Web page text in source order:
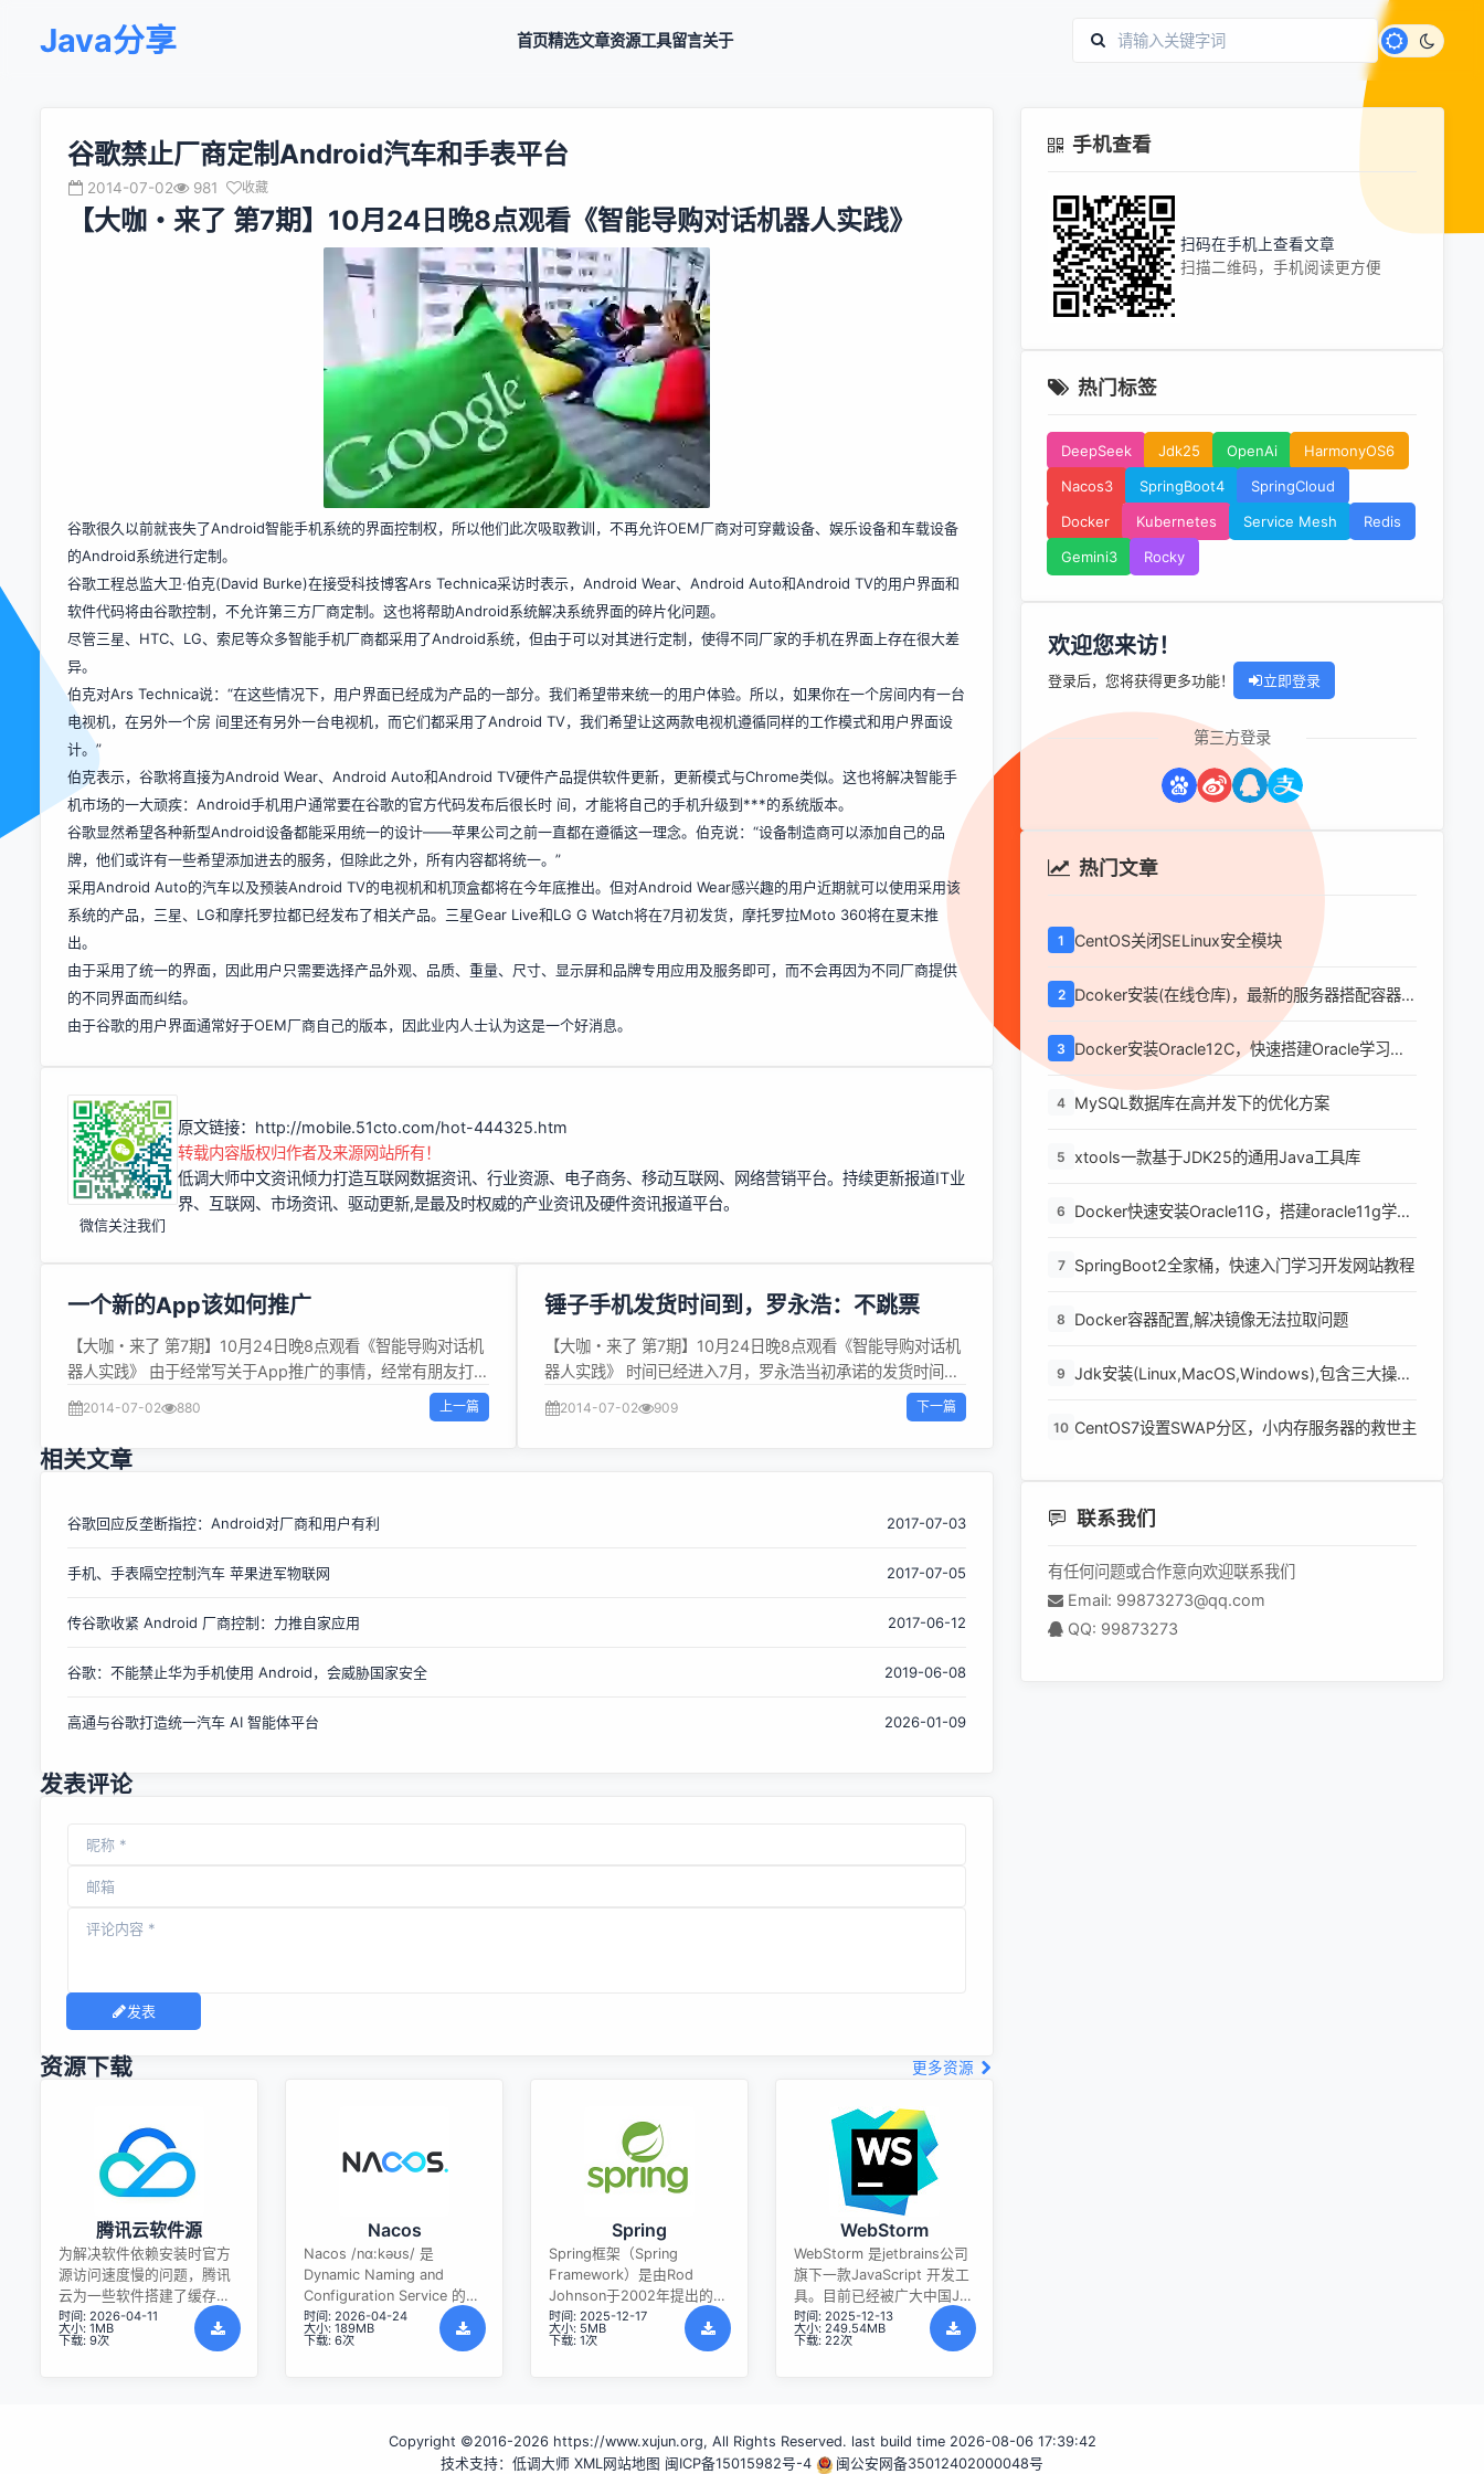
Java分享 首页精选文章资源工具留言关于
谷歌禁止厂商定制Android汽车和手表平台
2014-07-02 981 收藏
【大咖・来了 第7期】10月24日晚8点观看《智能导购对话机器人实践》
谷歌很久以前就丧失了Android智能手机系统的界面控制权，所以他们此次吸取教训，不再允许OEM厂商对可穿戴设备、娱乐设备和车载设备
的Android系统进行定制。
谷歌工程总监大卫·伯克(David Burke)在接受科技博客Ars Technica采访时表示，Android Wear、Android Auto和Android TV的用户界面和
软件代码将由谷歌控制，不允许第三方厂商定制。这也将帮助Android系统解决系统界面的碎片化问题。
尽管三星、HTC、LG、索尼等众多智能手机厂商都采用了Android系统，但由于可以对其进行定制，使得不同厂家的手机在界面上存在很大差
异。
伯克对Ars Technica说：“在这些情况下，用户界面已经成为产品的一部分。我们希望带来统一的用户体验。所以，如果你在一个房间内有一台
电视机，在另外一个房 间里还有另外一台电视机，而它们都采用了Android TV，我们希望让这两款电视机遵循同样的工作模式和用户界面设
计。”
伯克表示，谷歌将直接为Android Wear、Android Auto和Android TV硬件产品提供软件更新，更新模式与Chrome类似。这也将解决智能手
机市场的一大顽疾：Android手机用户通常要在谷歌的官方代码发布后很长时 间，才能将自己的手机升级到***的系统版本。
谷歌显然希望各种新型Android设备都能采用统一的设计——苹果公司之前一直都在遵循这一理念。伯克说：“设备制造商可以添加自己的品
牌，他们或许有一些希望添加进去的服务，但除此之外，所有内容都将统一。”
采用Android Auto的汽车以及预装Android TV的电视机和机顶盒都将在今年底推出。但对Android Wear感兴趣的用户近期就可以使用采用该
系统的产品，三星、LG和摩托罗拉都已经发布了相关产品。三星Gear Live和LG G Watch将在7月初发货，摩托罗拉Moto 360将在夏末推
出。
由于采用了统一的界面，因此用户只需要选择产品外观、品质、重量、尺寸、显示屏和品牌专用应用及服务即可，而不会再因为不同厂商提供
的不同界面而纠结。
由于谷歌的用户界面通常好于OEM厂商自己的版本，因此业内人士认为这是一个好消息。
微信关注我们
原文链接： http://mobile.51cto.com/hot-444325.htm
转载内容版权归作者及来源网站所有！
低调大师中文资讯倾力打造互联网数据资讯、行业资源、电子商务、移动互联网、网络营销平台。持续更新报道IT业
界、互联网、市场资讯、驱动更新,是最及时权威的产业资讯及硬件资讯报道平台。
一个新的App该如何推广
【大咖・来了 第7期】10月24日晚8点观看《智能导购对话机
器人实践》 由于经常写关于App推广的事情，经常有朋友打电
话过来咨询我关于新的App的推广事宜，有的是旅游的app,有
的是女性的app，有的是社交类的，问的问题也是各种各样，
有的说没有预算，怎么推广，有的说有点预算但是不多怎么推
广，经常电话给朋友们解答，索性今天我就把我的思路写出
过。 先说下初步的推广思路，一个新的App刚出来，无论有没
刚出来的app在网络上肯定是一篇空白，网络上还没有任何关
话，用户可以从百科上更详细的了解你，同时，如果后期做品
定只仅仅是百度百科，你可以举一反三在各种百科上建立你的
一个很简单的事情，其实不然。有的百科看起来简单明了，有
百科时一定要条理清晰，语言通俗易通，同时配上清晰...
2014-07-02 880 上一篇
锤子手机发货时间到，罗永浩：不跳票
【大咖・来了 第7期】10月24日晚8点观看《智能导购对话机
器人实践》 时间已经进入7月，罗永浩当初承诺的发货时间也
到了。锤子手机到底能不能按时交货？昨日晚上，罗永浩给预
定用户打了保票：锤子手机绝不跳票！ 昨日晚上晚上，罗永浩
亲在产房里的心情想来也就是这样了吧……” 老罗还不失时机的
小公司。我自己累死是求仁得仁，但累死别人就罪孽深重了，
可以发货，而是HR终于通知大家可以过双休日了...但硬件部门
2014-07-02 909 下一篇
相关文章
谷歌回应反垄断指控：Android对厂商和用户有利 2017-07-03
手机、手表隔空控制汽车 苹果进军物联网 2017-07-05
传谷歌收紧 Android 厂商控制：力推自家应用 2017-06-12
谷歌：不能禁止华为手机使用 Android，会威胁国家安全 2019-06-08
高通与谷歌打造统一汽车 AI 智能体平台 2026-01-09
发表评论
发表
资源下载 更多资源
腾讯云软件源
为解决软件依赖安装时官方
源访问速度慢的问题，腾讯
云为一些软件搭建了缓存服
务。您可以通过使用腾讯云
软件源站来提升依赖包的安
时间: 2026-04-11
大小: 1MB
下载: 9次
Nacos
Nacos /nɑ:kəʊs/ 是
Dynamic Naming and
Configuration Service 的首
字母简称，一个易于构建 AI
Agent 应用的动态服务发
供了一组简单易用的特性
集，帮助您快速实现动态服
时间: 2026-04-24
大小: 189MB
下载: 6次
Spring
Spring框架（Spring
Framework）是由Rod
Johnson于2002年提出的开
源Java企业级应用框架，旨
在通过使用JavaBean替代传
容器、应用上下文、数据访
问集成等模块，支持整合
时间: 2025-12-17
大小: 5MB
下载: 1次
WebStorm
WebStorm 是jetbrains公司
旗下一款JavaScript 开发工
具。目前已经被广大中国JS
开发者誉为“Web前端开发神
器”、“最强大的HTML5编辑
时间: 2025-12-13
大小: 249.54MB
下载: 22次
手机查看
扫码在手机上查看文章
扫描二维码，手机阅读更方便
热门标签
DeepSeek Jdk25 OpenAi
HarmonyOS6
Nacos3
SpringBoot4
SpringCloud
Docker
Kubernetes Service Mesh
Redis
Gemini3
Rocky
欢迎您来访！
登录后，您将获得更多功能！ 立即登录
第三方登录
热门文章
1 CentOS关闭SELinux安全模块
2
Dcoker安装(在线仓库)，最新的服务器搭配容器使
3
Docker安装Oracle12C，快速搭建Oracle学习环
4 MySQL数据库在高并发下的优化方案
5 xtools一款基于JDK25的通用Java工具库
6
Docker快速安装Oracle11G，搭建oracle11g学习
7 SpringBoot2全家桶，快速入门学习开发网站教程
8 Docker容器配置,解决镜像无法拉取问题
9 Jdk安装(Linux,MacOS,Windows),包含三大操作
10 CentOS7设置SWAP分区，小内存服务器的救世主
联系我们
有任何问题或合作意向欢迎联系我们
Email: 99873273@qq.com
QQ: 99873273
Copyright ©2016-2026 https://www.xujun.org, All Rights Reserved. last build time 2026-08-06 17:39:42
技术支持：低调大师 XML网站地图 闽ICP备15015982号-4 闽公安网备35012402000048号